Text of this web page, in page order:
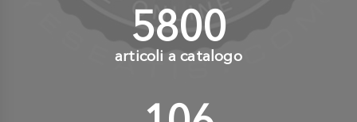
6000+
articoli a catalogo